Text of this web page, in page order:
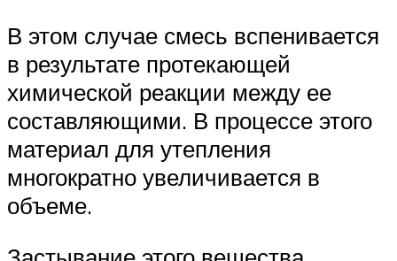
В этом случае смесь вспенивается
в результате протекающей
химической реакции между ее
составляющими. В процессе этого
материал для утепления
многократно увеличивается в
объеме.